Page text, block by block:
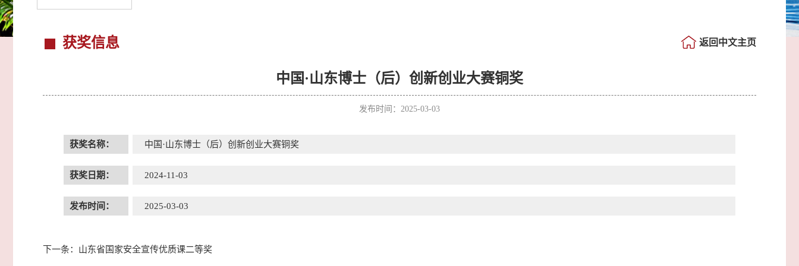
获奖信息 返回中文主页
中国·山东博士（后）创新创业大赛铜奖
发布时间：2025-03-03
获奖名称： 中国·山东博士（后）创新创业大赛铜奖
获奖日期： 2024-11-03
发布时间： 2025-03-03
下一条： 山东省国家安全宣传优质课二等奖